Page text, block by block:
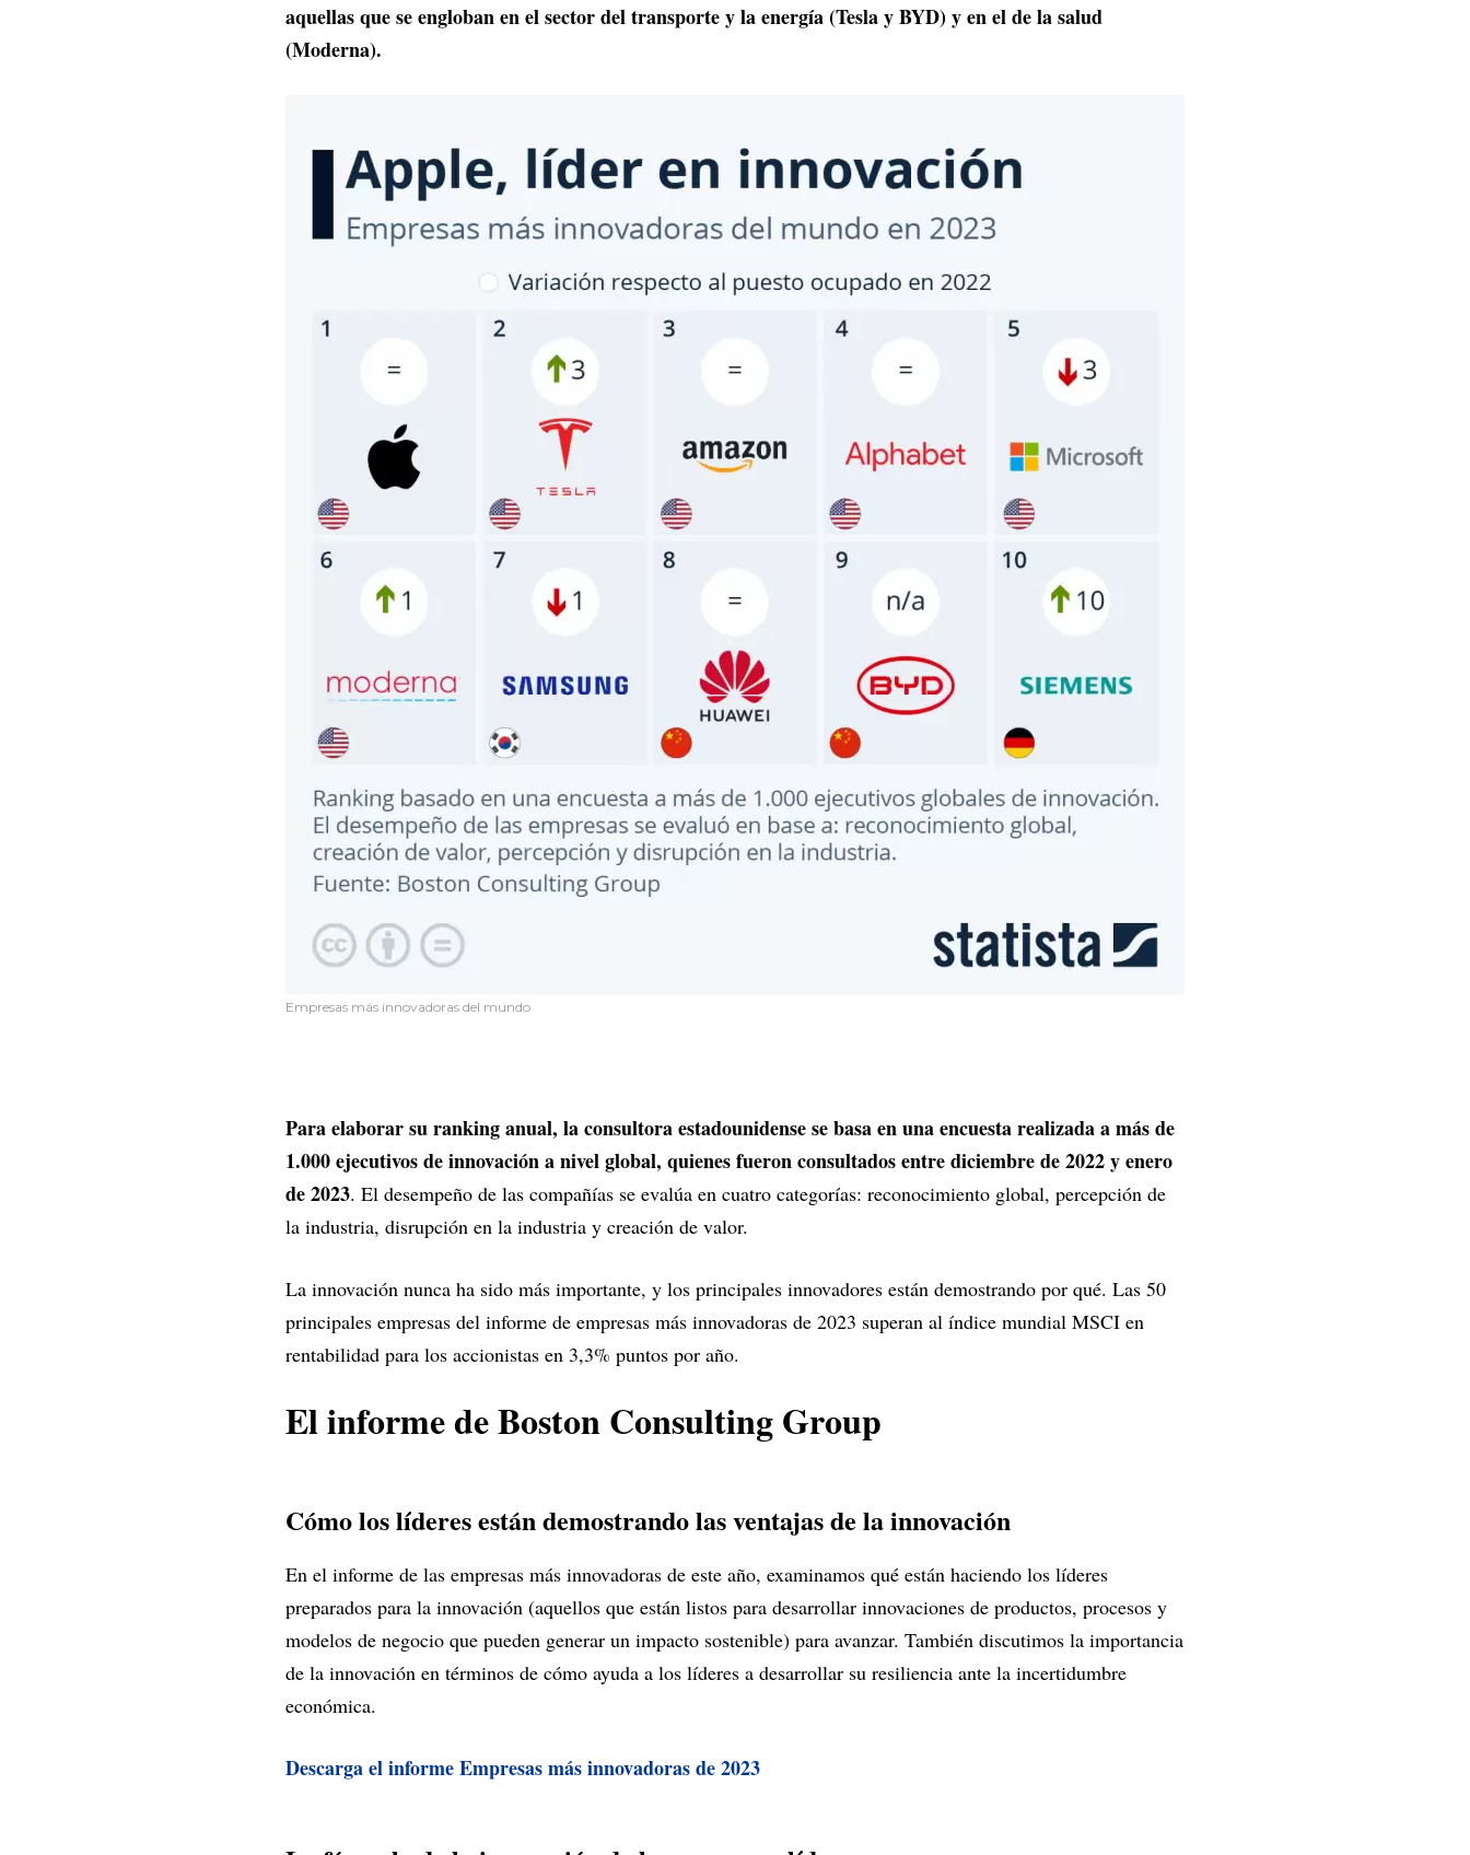
aquellas que se engloban en el sector del transporte y la energía (Tesla y BYD) y en el de la salud
(Moderna).
Empresas más innovadoras del mundo
Para elaborar su ranking anual, la consultora estadounidense se basa en una encuesta realizada a más de
1.000 ejecutivos de innovación a nivel global, quienes fueron consultados entre diciembre de 2022 y enero
de 2023. El desempeño de las compañías se evalúa en cuatro categorías: reconocimiento global, percepción de
la industria, disrupción en la industria y creación de valor.
La innovación nunca ha sido más importante, y los principales innovadores están demostrando por qué. Las 50
principales empresas del informe de empresas más innovadoras de 2023 superan al índice mundial MSCI en
rentabilidad para los accionistas en 3,3% puntos por año.
El informe de Boston Consulting Group
Cómo los líderes están demostrando las ventajas de la innovación
En el informe de las empresas más innovadoras de este año, examinamos qué están haciendo los líderes
preparados para la innovación (aquellos que están listos para desarrollar innovaciones de productos, procesos y
modelos de negocio que pueden generar un impacto sostenible) para avanzar. También discutimos la importancia
de la innovación en términos de cómo ayuda a los líderes a desarrollar su resiliencia ante la incertidumbre
económica.
Descarga el informe Empresas más innovadoras de 2023